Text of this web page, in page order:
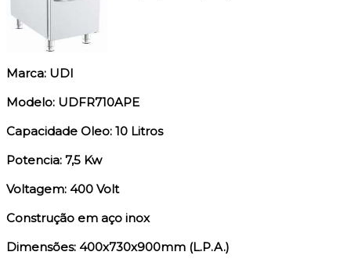
Marca: UDI
Modelo: UDFR710APE
Capacidade Oleo: 10 Litros
Potencia: 7,5 Kw
Voltagem: 400 Volt
Construção em aço inox
Dimensões: 400x730x900mm (L.P.A.)